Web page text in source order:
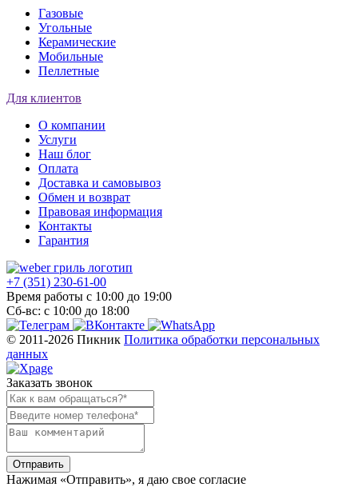
Газовые
Угольные
Керамические
Мобильные
Пеллетные
Для клиентов
О компании
Услуги
Наш блог
Оплата
Доставка и самовывоз
Обмен и возврат
Правовая информация
Контакты
Гарантия
+7 (351) 230-61-00
Время работы с 10:00 до 19:00
Сб-вс: с 10:00 до 18:00
© 2011-2026 Пикник Политика обработки персональных
данных
Заказать звонок
Отправить
Нажимая «Отправить»‎, я даю свое согласие